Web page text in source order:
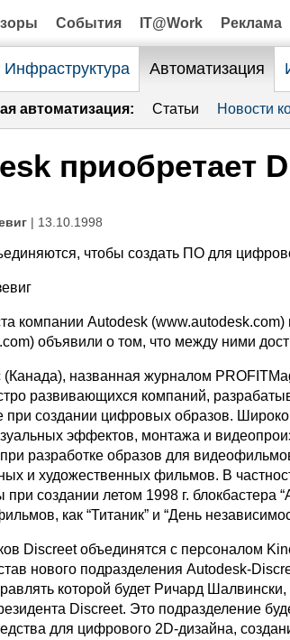
События IT@Work Реклама
Инфраструктура Автоматизация
автоматизация: Статьи Новости
приобретает
| 13.10.1998
чтобы создать ПО для
компании Autodesk
объявили о том, что между ними
(Канада), названная журналом
развивающихся компаний,
при создании цифровых образов.
эффектов, монтажа и
разработке образов для
и художественных фильмов. В
при создании летом 1998 г. блокбастера
как “Титаник” и “День
Discreet объединятся с персоналом
нового подразделения Autodesk-
которой будет Ричард
Discreet. Это подразделение
для цифрового 2D-дизайна,